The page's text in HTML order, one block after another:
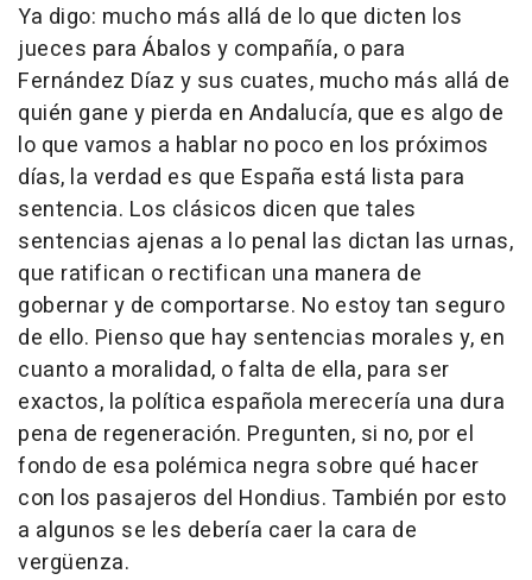
Ya digo: mucho más allá de lo que dicten los
jueces para Ábalos y compañía, o para
Fernández Díaz y sus cuates, mucho más allá de
quién gane y pierda en Andalucía, que es algo de
lo que vamos a hablar no poco en los próximos
días, la verdad es que España está lista para
sentencia. Los clásicos dicen que tales
sentencias ajenas a lo penal las dictan las urnas,
que ratifican o rectifican una manera de
gobernar y de comportarse. No estoy tan seguro
de ello. Pienso que hay sentencias morales y, en
cuanto a moralidad, o falta de ella, para ser
exactos, la política española merecería una dura
pena de regeneración. Pregunten, si no, por el
fondo de esa polémica negra sobre qué hacer
con los pasajeros del Hondius. También por esto
a algunos se les debería caer la cara de
vergüenza.